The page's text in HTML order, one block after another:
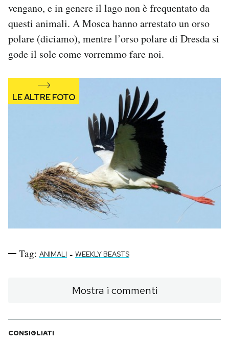
vengano, e in genere il lago non è frequentato da
questi animali. A Mosca hanno arrestato un orso
polare (diciamo), mentre l’orso polare di Dresda si
gode il sole come vorremmo fare noi.
Tag: ANIMALI - WEEKLY BEASTS
Mostra i commenti
CONSIGLIATI